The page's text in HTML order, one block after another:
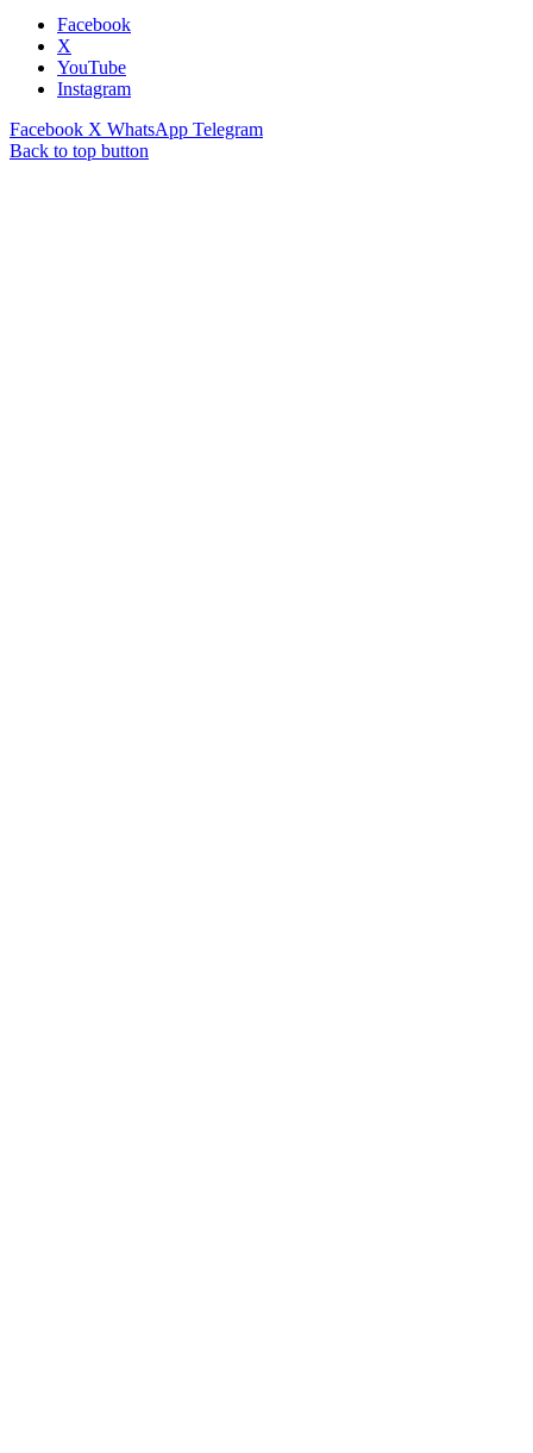
Facebook
X
YouTube
Instagram
Facebook X WhatsApp Telegram
Back to top button